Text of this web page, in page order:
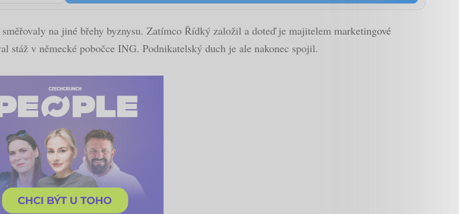
na jiné břehy byznysu. Zatímco Řídký založil a doteď je majitelem marketingové
stáž v německé pobočce ING. Podnikatelský duch je ale nakonec spojil.